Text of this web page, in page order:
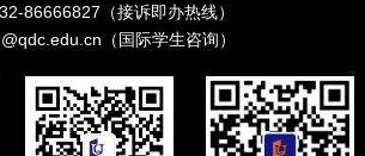
86666827（接诉即办热线）
（国际学生咨询）